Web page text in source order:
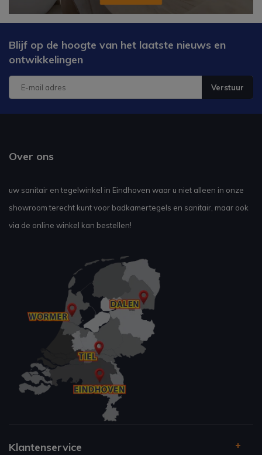
Blijf op de hoogte van het laatste nieuws en
ontwikkelingen
Verstuur
Over ons
uw sanitair en tegelwinkel in Eindhoven waar u niet alleen in onze
showroom terecht kunt voor badkamertegels en sanitair, maar ook
via de online winkel kan bestellen!
Klantenservice